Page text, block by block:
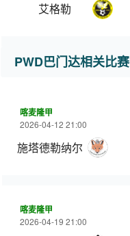
艾格勒
PWD巴门达相关比赛
喀麦隆甲
2026-04-12 21:00
施塔德勒纳尔
喀麦隆甲
2026-04-19 21:00